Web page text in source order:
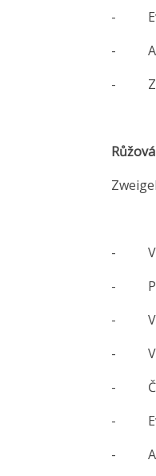
- Ev.
-
-
-
-
-
-
-
- Ev.
-